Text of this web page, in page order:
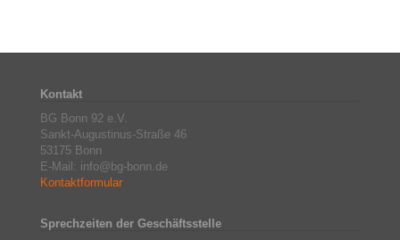
Kontakt
BG Bonn 92 e.V.
Sankt-Augustinus-Straße 46
53175 Bonn
E-Mail: info@bg-bonn.de
Kontaktformular
Sprechzeiten der Geschäftsstelle